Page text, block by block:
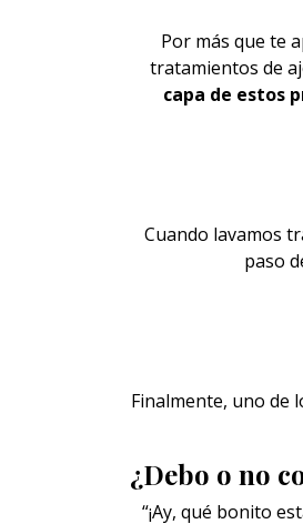
Por más que te
tratamientos de
capa de estos
Cuando lavamos
paso
Finalmente, uno de
¿Debo o no
“¡Ay, qué bonito